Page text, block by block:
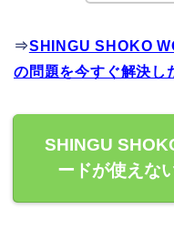
⇒SHINGU SHOKO
の問題を今すぐ解決し
SHINGU
ードが使えな